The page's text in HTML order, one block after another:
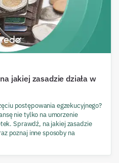
jakiej zasadzie działa w
postępowania egzekucyjnego?
nie tylko na umorzenie
Sprawdź, na jakiej zasadzie
poznaj inne sposoby na